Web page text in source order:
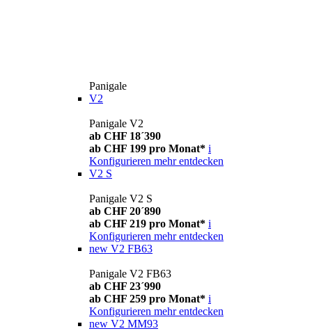
Panigale
V2
Panigale V2
ab CHF 18´390
ab CHF 199 pro Monat* i
Konfigurieren mehr entdecken
V2 S
Panigale V2 S
ab CHF 20´890
ab CHF 219 pro Monat* i
Konfigurieren mehr entdecken
new V2 FB63
Panigale V2 FB63
ab CHF 23´990
ab CHF 259 pro Monat* i
Konfigurieren mehr entdecken
new V2 MM93